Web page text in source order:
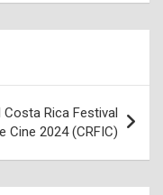
Rica Festival
Cine 2024 (CRFIC)